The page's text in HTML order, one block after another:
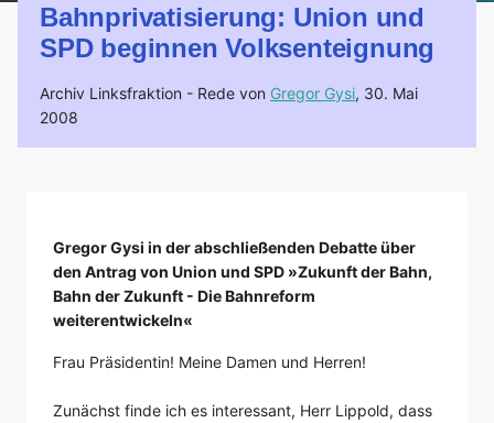
Bahnprivatisierung: Union und
SPD beginnen Volksenteignung
Archiv Linksfraktion - Rede von Gregor Gysi, 30. Mai
2008
Gregor Gysi in der abschließenden Debatte über
den Antrag von Union und SPD »Zukunft der Bahn,
Bahn der Zukunft - Die Bahnreform
weiterentwickeln«
Frau Präsidentin! Meine Damen und Herren!
Zunächst finde ich es interessant, Herr Lippold, dass